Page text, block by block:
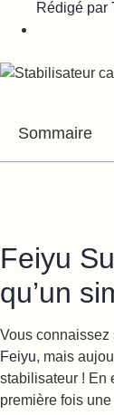
Rédigé par
Sommaire
Feiyu
qu’un
Vous connaissez
Feiyu, mais
stabilisateur ! En
première fois une